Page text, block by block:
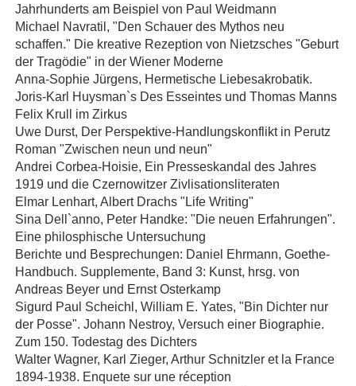
Jahrhunderts am Beispiel von Paul Weidmann
Michael Navratil, "Den Schauer des Mythos neu
schaffen." Die kreative Rezeption von Nietzsches "Geburt
der Tragödie" in der Wiener Moderne
Anna-Sophie Jürgens, Hermetische Liebesakrobatik.
Joris-Karl Huysman`s Des Esseintes und Thomas Manns
Felix Krull im Zirkus
Uwe Durst, Der Perspektive-Handlungskonflikt in Perutz
Roman "Zwischen neun und neun"
Andrei Corbea-Hoisie, Ein Presseskandal des Jahres
1919 und die Czernowitzer Zivlisationsliteraten
Elmar Lenhart, Albert Drachs "Life Writing"
Sina Dell`anno, Peter Handke: "Die neuen Erfahrungen".
Eine philosphische Untersuchung
Berichte und Besprechungen: Daniel Ehrmann, Goethe-
Handbuch. Supplemente, Band 3: Kunst, hrsg. von
Andreas Beyer und Ernst Osterkamp
Sigurd Paul Scheichl, William E. Yates, "Bin Dichter nur
der Posse". Johann Nestroy, Versuch einer Biographie.
Zum 150. Todestag des Dichters
Walter Wagner, Karl Zieger, Arthur Schnitzler et la France
1894-1938. Enquete sur une réception